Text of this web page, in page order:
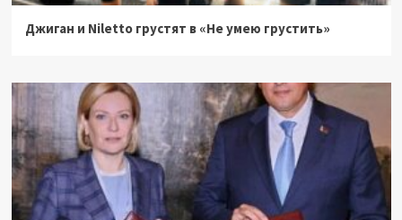
Джиган и Niletto грустят в «Не умею грустить»